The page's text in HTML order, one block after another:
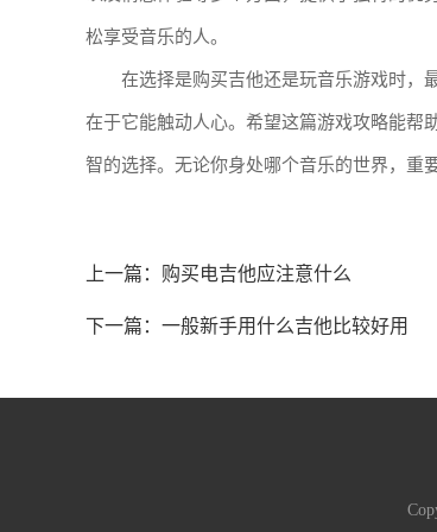
松享受音乐的人。
在选择是购买吉他还是玩音乐游戏时，
在于它能触动人心。希望这篇游戏攻略能帮
智的选择。无论你身处哪个音乐的世界，重
上一篇： 购买电吉他应注意什么
下一篇： 一般新手用什么吉他比较好用